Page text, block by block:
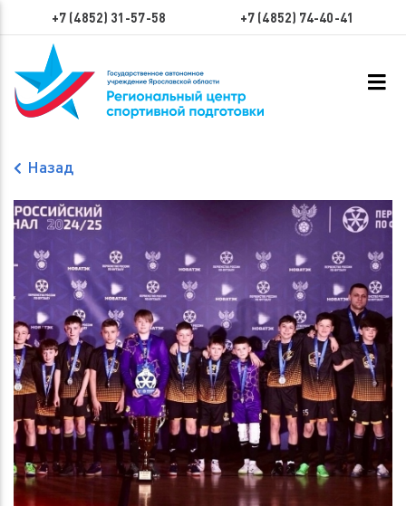
+7 (4852) 31-57-58 +7 (4852) 74-40-41
Назад